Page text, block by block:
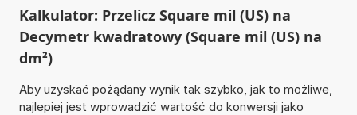
Kalkulator: Przelicz Square mil (US) na
Decymetr kwadratowy (Square mil (US) na
dm²)
Aby uzyskać pożądany wynik tak szybko, jak to możliwe,
najlepiej jest wprowadzić wartość do konwersji jako